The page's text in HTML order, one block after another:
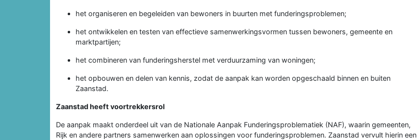
het organiseren en begeleiden van bewoners in buurten met funderingsproblemen;
het ontwikkelen en testen van effectieve samenwerkingsvormen tussen bewoners, gemeente en
marktpartijen;
het combineren van funderingsherstel met verduurzaming van woningen;
het opbouwen en delen van kennis, zodat de aanpak kan worden opgeschaald binnen en buiten
Zaanstad.
Zaanstad heeft voortrekkersrol
De aanpak maakt onderdeel uit van de Nationale Aanpak Funderingsproblematiek (NAF), waarin gemeenten,
Rijk en andere partners samenwerken aan oplossingen voor funderingsproblemen. Zaanstad vervult hierin een